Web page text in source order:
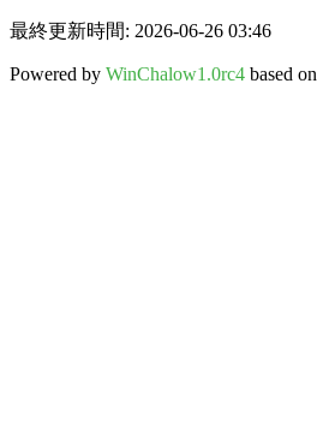
最終更新時間: 2026-06-26 03:46
Powered by WinChalow1.0rc4 based on